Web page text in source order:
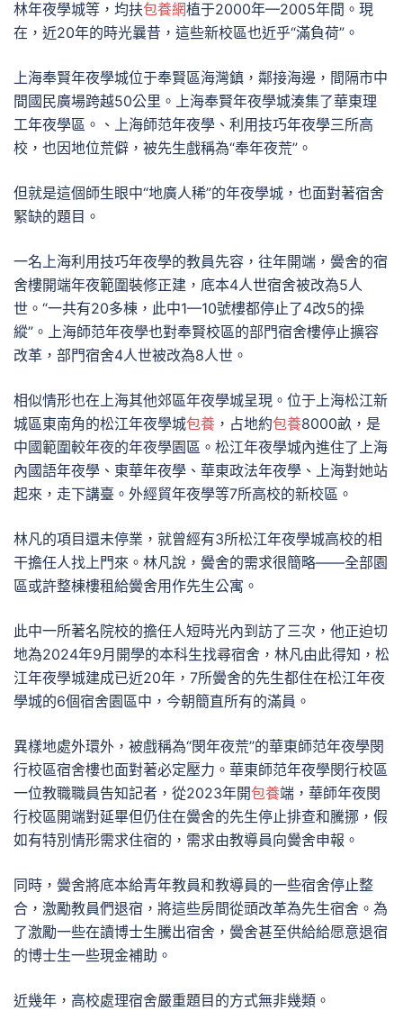
林年夜學城等，均扶包養網植于2000年—2005年間。現
在，近20年的時光曩昔，這些新校區也近乎“滿負荷”。
上海奉賢年夜學城位于奉賢區海灣鎮，鄰接海邊，間隔市中
間國民廣場跨越50公里。上海奉賢年夜學城湊集了華東理
工年夜學區。、上海師范年夜學、利用技巧年夜學三所高
校，也因地位荒僻，被先生戲稱為“奉年夜荒”。
但就是這個師生眼中“地廣人稀”的年夜學城，也面對著宿舍
緊缺的題目。
一名上海利用技巧年夜學的教員先容，往年開端，黌舍的宿
舍樓開端年夜範圍裝修正建，底本4人世宿舍被改為5人
世。“一共有20多棟，此中1—10號樓都停止了4改5的操
縱”。上海師范年夜學也對奉賢校區的部門宿舍樓停止擴容
改革，部門宿舍4人世被改為8人世。
相似情形也在上海其他郊區年夜學城呈現。位于上海松江新
城區東南角的松江年夜學城包養 ，占地約包養8000畝，是
中國範圍較年夜的年夜學園區。松江年夜學城內進住了上海
內國語年夜學、東華年夜學、華東政法年夜學、上海對她站
起來，走下講臺。外經貿年夜學等7所高校的新校區。
林凡的項目還未停業，就曾經有3所松江年夜學城高校的相
干擔任人找上門來。林凡說，黌舍的需求很簡略——全部園
區或許整棟樓租給黌舍用作先生公寓。
此中一所著名院校的擔任人短時光內到訪了三次，他正迫切
地為2024年9月開學的本科生找尋宿舍，林凡由此得知，松
江年夜學城建成已近20年，7所黌舍的先生都住在松江年夜
學城的6個宿舍園區中，今朝簡直所有的滿員。
異樣地處外環外，被戲稱為“閔年夜荒”的華東師范年夜學閔
行校區宿舍樓也面對著必定壓力。華東師范年夜學閔行校區
一位教職職員告知記者，從2023年開包養端，華師年夜閔
行校區開端對延畢但仍住在黌舍的先生停止排查和騰挪，假
如有特別情形需求住宿的，需求由教導員向黌舍申報。
同時，黌舍將底本給青年教員和教導員的一些宿舍停止整
合，激勵教員們退宿，將這些房間從頭改革為先生宿舍。為
了激勵一些在讀博士生騰出宿舍，黌舍甚至供給給愿意退宿
的博士生一些現金補助。
近幾年，高校處理宿舍嚴重題目的方式無非幾類。